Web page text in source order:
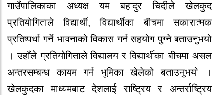
गाउँपालिकाका अध्यक्ष यम बहादुर चिदीले खेलकुद
प्रतियोगिताले विद्यार्थी, विद्यार्थीका बीचमा सकारात्मक
प्रतिष्पर्धा गर्ने भावनाको विकास गर्न सहयोग पुग्ने बताउनुभयो
। उहाँले प्रतियोगिताले विद्यालय र विद्यार्थीका बीचमा असल
अन्तरसम्बन्ध कायम गर्न भूमिका खेलेको बताउनुभयो ।
खेलकुदका माध्यमबाट देशलाई राष्ट्रिय र अन्तर्राष्ट्रिय